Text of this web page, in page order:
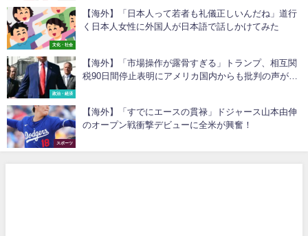
文化・社会
【海外】「日本人って若者も礼儀正しいんだね」道行
く日本人女性に外国人が日本語で話しかけてみた
政治・経済
【海外】「市場操作が露骨すぎる」トランプ、相互関
税90日間停止表明にアメリカ国内からも批判の声が殺
スポーツ
【海外】「すでにエースの貫禄」ドジャース山本由伸
のオープン戦衝撃デビューに全米が興奮！